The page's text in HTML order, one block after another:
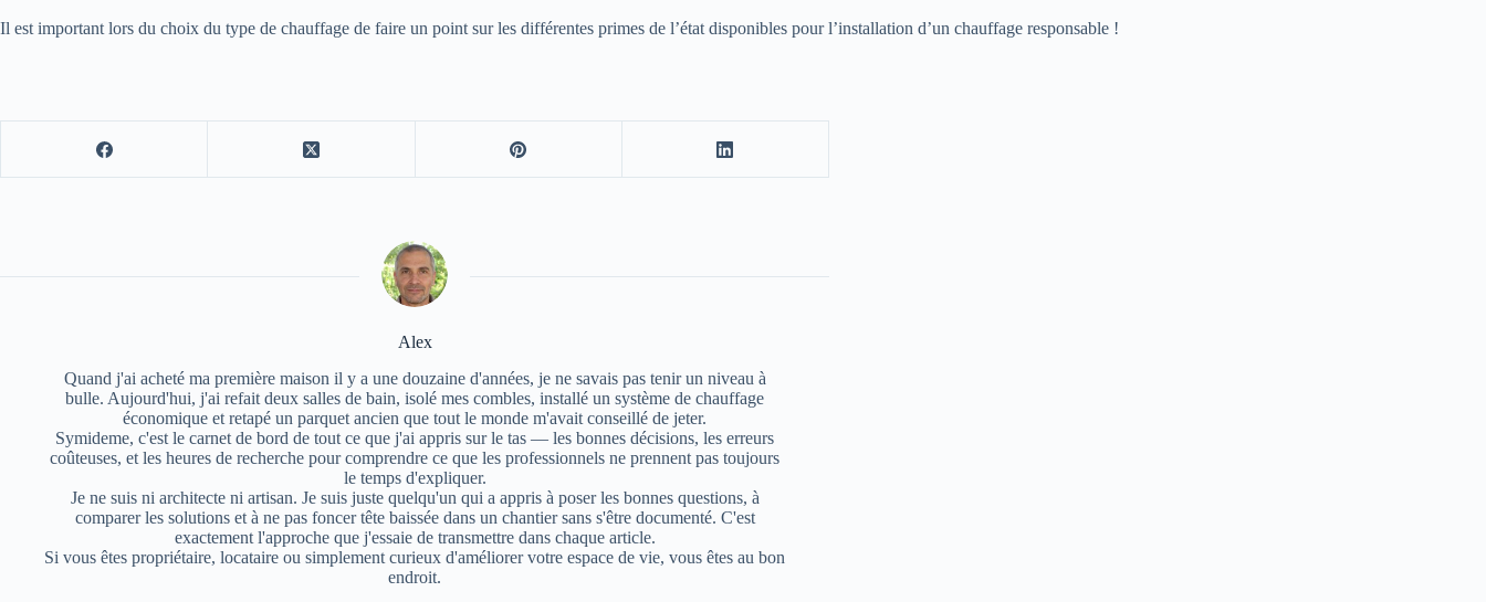
Il est important lors du choix du type de chauffage de faire un point sur les différentes primes de l’état disponibles pour l’installation d’un chauffage responsable !
Alex
Quand j'ai acheté ma première maison il y a une douzaine d'années, je ne savais pas tenir un niveau à
bulle. Aujourd'hui, j'ai refait deux salles de bain, isolé mes combles, installé un système de chauffage
économique et retapé un parquet ancien que tout le monde m'avait conseillé de jeter.
Symideme, c'est le carnet de bord de tout ce que j'ai appris sur le tas — les bonnes décisions, les erreurs
coûteuses, et les heures de recherche pour comprendre ce que les professionnels ne prennent pas toujours
le temps d'expliquer.
Je ne suis ni architecte ni artisan. Je suis juste quelqu'un qui a appris à poser les bonnes questions, à
comparer les solutions et à ne pas foncer tête baissée dans un chantier sans s'être documenté. C'est
exactement l'approche que j'essaie de transmettre dans chaque article.
Si vous êtes propriétaire, locataire ou simplement curieux d'améliorer votre espace de vie, vous êtes au bon
endroit.